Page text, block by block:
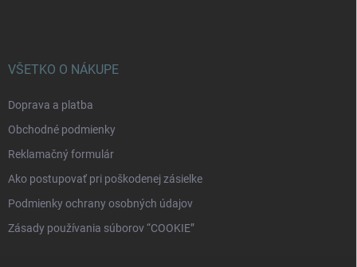
VŠETKO O NÁKUPE
Doprava a platba
Obchodné podmienky
Reklamačný formulár
Ako postupovať pri poškodenej zásielke
Podmienky ochrany osobných údajov
Zásady používania súborov “COOKIE”